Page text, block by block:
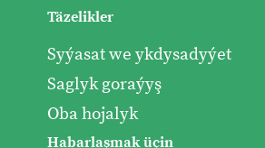
Täzelikler
Syýasat we ykdysadyýet
Saglyk goraýyş
Oba hojalyk
Habarlaşmak üçin